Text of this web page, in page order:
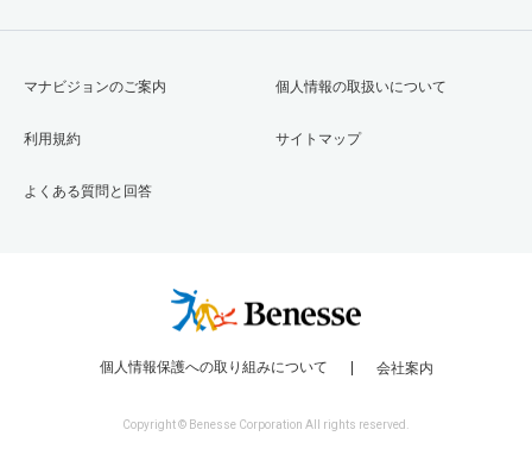
マナビジョンのご案内
利用規約
よくある質問と回答
個人情報の取扱いについて
サイトマップ
個人情報保護への取り組みについて 会社案内
Copyright © Benesse Corporation All rights reserved.